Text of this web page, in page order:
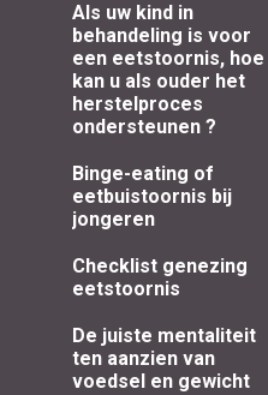
Als uw kind in
behandeling is voor
een eetstoornis, hoe
kan u als ouder het
herstelproces
ondersteunen ?
Binge-eating of
eetbuistoornis bij
jongeren
Checklist genezing
eetstoornis
De juiste mentaliteit
ten aanzien van
voedsel en gewicht